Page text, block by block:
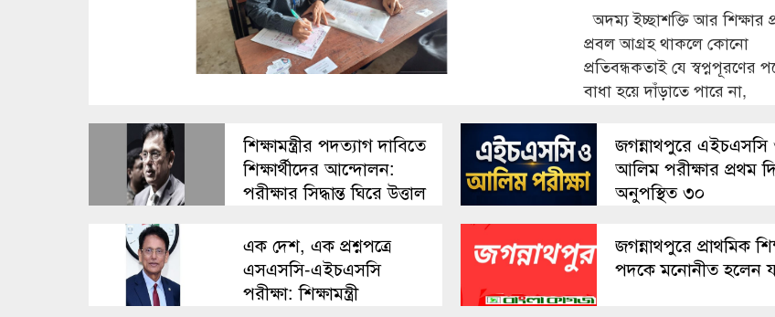
অদম্য ইচ্ছাশক্তি আর শিক্ষার
প্রবল আগ্রহ থাকলে কোনো
প্রতিবন্ধকতাই যে স্বপ্নপূরণের
বাধা হয়ে দাঁড়াতে পারে না,
শিক্ষামন্ত্রীর পদত্যাগ দাবিতে
শিক্ষার্থীদের আন্দোলন:
পরীক্ষার সিদ্ধান্ত ঘিরে উত্তাল
জগন্নাথপুরে এইচএসসি
আলিম পরীক্ষার প্রথম
অনুপস্থিত ৩০
এক দেশ, এক প্রশ্নপত্রে
এসএসসি-এইচএসসি
পরীক্ষা: শিক্ষামন্ত্রী
জগন্নাথপুরে প্রাথমিক
পদকে মনোনীত হলেন